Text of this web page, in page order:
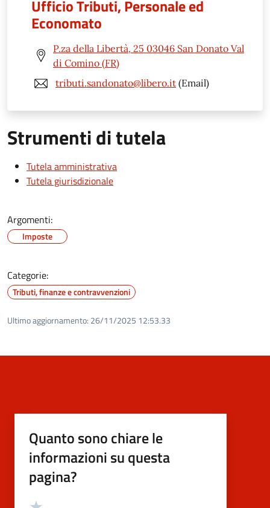
Ufficio Tributi, Personale ed
Economato
P.za della Libertà, 25 03046 San Donato Val
di Comino (FR)
tributi.sandonato@libero.it (Email)
Strumenti di tutela
Tutela amministrativa
Tutela giurisdizionale
Argomenti:
Imposte
Categorie:
Tributi, finanze e contravvenzioni
Ultimo aggiornamento: 26/11/2025 12:53.33
Quanto sono chiare le
informazioni su questa
pagina?
Valutazione